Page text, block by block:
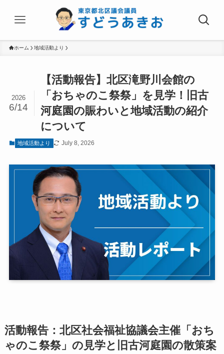
ホーム 地域活動より
【活動報告】北区滝野川会館の
「おちゃのこ祭祭」を見学！旧古
河庭園の賑わいと地域活動の紹介
について
2026
6/14
地域活動より July 8, 2026
活動報告：北区社会福祉協議会主催「おち
ゃのこ祭祭」の見学と旧古河庭園の散策案